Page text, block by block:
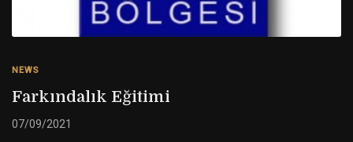
NEWS
Farkındalık Eğitimi
07/09/2021